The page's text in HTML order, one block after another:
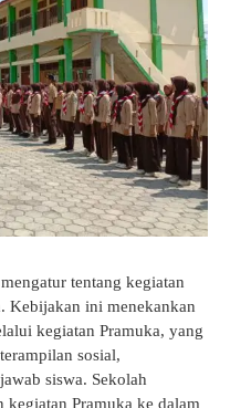
tentang kegiatan
Kebijakan ini menekankan
kegiatan Pramuka, yang
sosial,
siswa. Sekolah
Pramuka ke dalam